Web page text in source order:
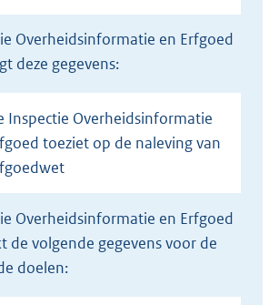
deze gegevens:
toeziet op de naleving van
de volgende gegevens voor de
doelen: